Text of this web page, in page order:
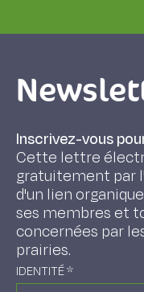
Inscrivez-vous
Cette lettre
gratuitement par
d'un lien
ses membres et
concernées par
prairies.
IDENTITÉ*